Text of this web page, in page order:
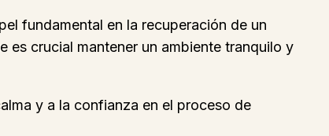
fundamental en la recuperación de un
es crucial mantener un ambiente tranquilo y
y a la confianza en el proceso de